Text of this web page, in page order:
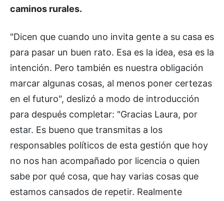
caminos rurales.
"Dicen que cuando uno invita gente a su casa es
para pasar un buen rato. Esa es la idea, esa es la
intención. Pero también es nuestra obligación
marcar algunas cosas, al menos poner certezas
en el futuro", deslizó a modo de introducción
para después completar: "Gracias Laura, por
estar. Es bueno que transmitas a los
responsables políticos de esta gestión que hoy
no nos han acompañado por licencia o quien
sabe por qué cosa, que hay varias cosas que
estamos cansados de repetir. Realmente